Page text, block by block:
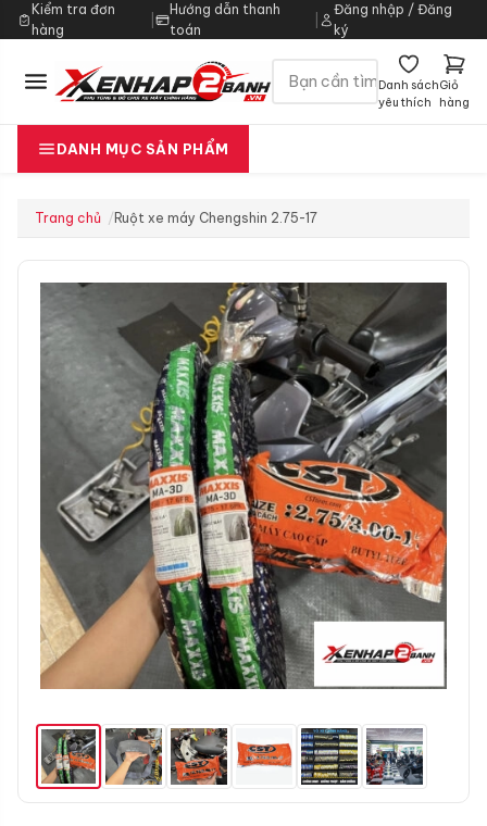
Kiểm tra đơn
hàng
|
Hướng dẫn thanh
toán
Đăng nhập / Đăng
ký
Danh sách
yêu thích
Giỏ
hàng
DANH MỤC SẢN PHẨM
Trang chủ Ruột xe máy Chengshin 2.75-17